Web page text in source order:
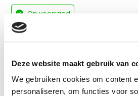
Deze website maakt gebruik van
We gebruiken cookies om content
personaliseren, om functies voor
Op voorraad
werkdagen voor 17:00 uur
Vergelijk